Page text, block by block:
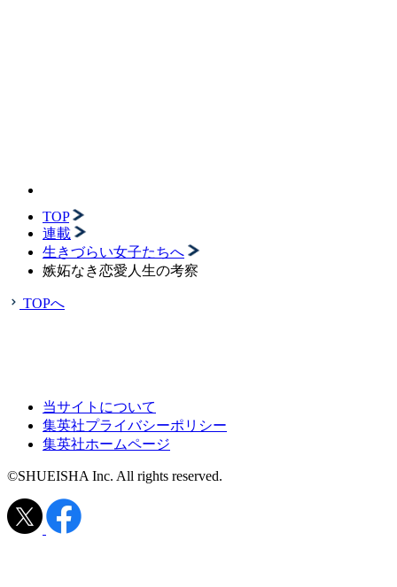
TOP
連載
生きづらい女子たちへ
嫉妬なき恋愛人生の考察
TOPへ
当サイトについて
集英社プライバシーポリシー
集英社ホームページ
©SHUEISHA Inc. All rights reserved.